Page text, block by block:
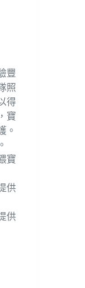
豐
照
得
寶
。
寶
供
供